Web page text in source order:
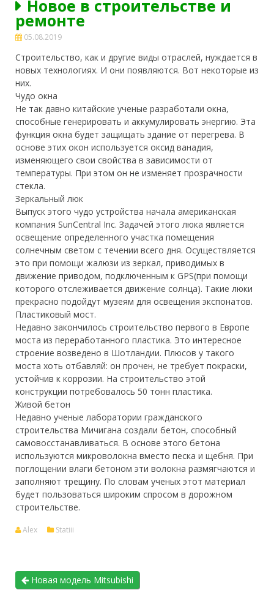
Новое в строительстве и
ремонте
05.08.2019
Строительство, как и другие виды отраслей, нуждается в
новых технологиях. И они появляются. Вот некоторые из
них.
Чудо окна
Не так давно китайские ученые разработали окна,
способные генерировать и аккумулировать энергию. Эта
функция окна будет защищать здание от перегрева. В
основе этих окон используется оксид ванадия,
изменяющего свои свойства в зависимости от
температуры. При этом он не изменяет прозрачности
стекла.
Зеркальный люк
Выпуск этого чудо устройства начала американская
компания SunCentral Inc. Задачей этого люка является
освещение определенного участка помещения
солнечным светом с течении всего дня. Осуществляется
это при помощи жалюзи из зеркал, приводимых в
движение приводом, подключенным к GPS(при помощи
которого отслеживается движение солнца). Такие люки
прекрасно подойдут музеям для освещения экспонатов.
Пластиковый мост.
Недавно закончилось строительство первого в Европе
моста из переработанного пластика. Это интересное
строение возведено в Шотландии. Плюсов у такого
моста хоть отбавляй: он прочен, не требует покраски,
устойчив к коррозии. На строительство этой
конструкции потребовалось 50 тонн пластика.
Живой бетон
Недавно ученые лаборатории гражданского
строительства Мичигана создали бетон, способный
самовосстанавливаться. В основе этого бетона
используются микроволокна вместо песка и щебня. При
поглощении влаги бетоном эти волокна размягчаются и
заполняют трещину. По словам ученых этот материал
будет пользоваться широким спросом в дорожном
строительстве.
Alex Statiii
Новая модель Mitsubishi